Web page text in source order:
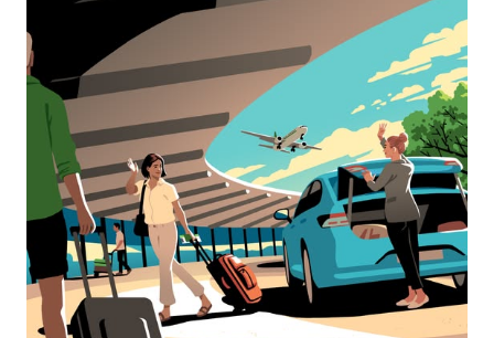
o
calendário
e
selecionar
uma
data.
Prima
botão
Esc
fechar
o
calendário.